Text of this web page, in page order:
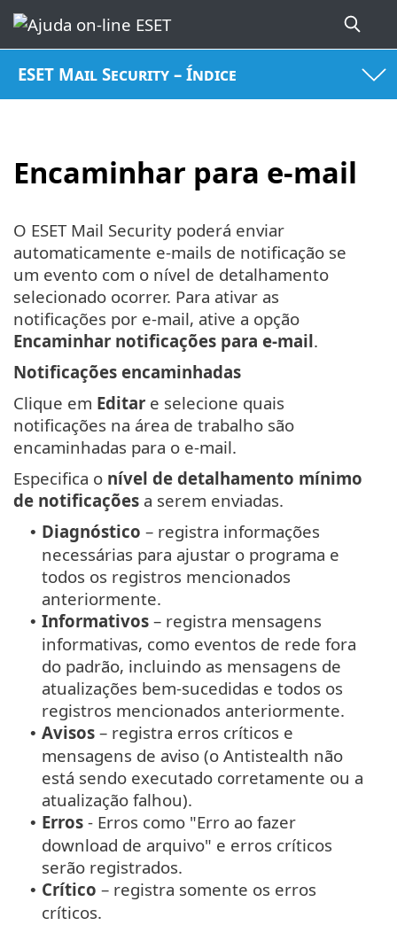
ESET Mail Security – Índice
Encaminhar para e-mail
O ESET Mail Security poderá enviar
automaticamente e-mails de notificação se
um evento com o nível de detalhamento
selecionado ocorrer. Para ativar as
notificações por e-mail, ative a opção
Encaminhar notificações para e-mail.
Notificações encaminhadas
Clique em Editar e selecione quais
notificações na área de trabalho são
encaminhadas para o e-mail.
Especifica o nível de detalhamento mínimo
de notificações a serem enviadas.
• Diagnóstico – registra informações
necessárias para ajustar o programa e
todos os registros mencionados
anteriormente.
• Informativos – registra mensagens
informativas, como eventos de rede fora
do padrão, incluindo as mensagens de
atualizações bem-sucedidas e todos os
registros mencionados anteriormente.
• Avisos – registra erros críticos e
mensagens de aviso (o Antistealth não
está sendo executado corretamente ou a
atualização falhou).
• Erros - Erros como "Erro ao fazer
download de arquivo" e erros críticos
serão registrados.
• Crítico – registra somente os erros
críticos.